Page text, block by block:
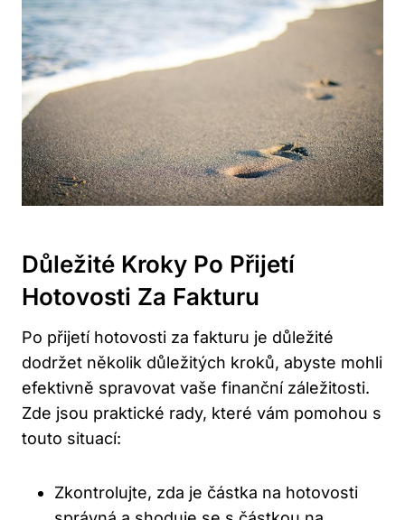
Důležité Kroky Po Přijetí
Hotovosti Za Fakturu
Po přijetí hotovosti za fakturu je důležité
dodržet několik důležitých kroků, abyste mohli
efektivně spravovat vaše finanční záležitosti.
Zde jsou praktické rady, které vám pomohou s
touto situací:
Zkontrolujte, zda je částka na hotovosti